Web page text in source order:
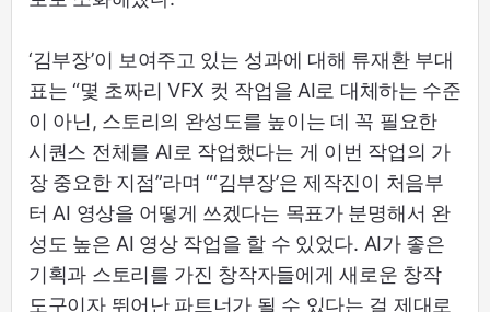
‘김부장’이 보여주고 있는 성과에 대해 류재환 부대
표는 “몇 초짜리 VFX 컷 작업을 AI로 대체하는 수준
이 아닌, 스토리의 완성도를 높이는 데 꼭 필요한
시퀀스 전체를 AI로 작업했다는 게 이번 작업의 가
장 중요한 지점”라며 “‘김부장’은 제작진이 처음부
터 AI 영상을 어떻게 쓰겠다는 목표가 분명해서 완
성도 높은 AI 영상 작업을 할 수 있었다. AI가 좋은
기획과 스토리를 가진 창작자들에게 새로운 창작
도구이자 뛰어난 파트너가 될 수 있다는 걸 제대로